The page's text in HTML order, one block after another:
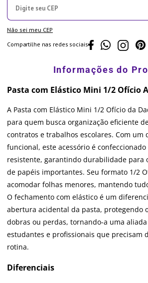
Não sei meu CEP
Compartilhe nas redes sociais
Pasta com Elástico Mini 1/2 Ofício
A Pasta com Elástico Mini 1/2 Ofício da
para quem busca organização eficiente
contratos e trabalhos escolares. Com um
funcional, este acessório é
resistente, garantindo durabilidade para
de papéis importantes. Seu formato 1/2
acomodar folhas menores, mantendo
O fechamento com elástico é um
abertura acidental da pasta, protegendo
dobras ou perdas, tornando-a uma
estudantes e profissionais que precisam
rotina.
Diferenciais